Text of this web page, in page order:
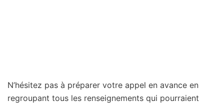
N’hésitez pas à préparer votre appel en avance en
regroupant tous les renseignements qui pourraient